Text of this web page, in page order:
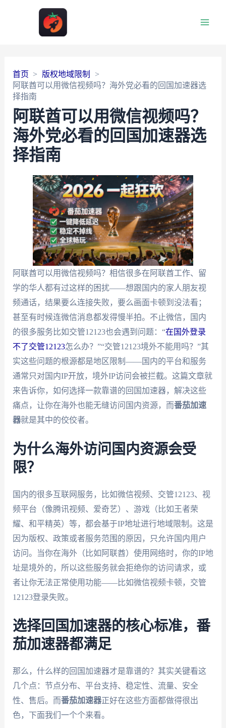
首页
版权地域限制
阿联酋可以用微信视频吗？海外党必看的回国加速器选
择指南
阿联酋可以用微信视频吗？
海外党必看的回国加速器选
择指南
阿联酋可以用微信视频吗？相信很多在阿联酋工作、留
学的华人都有过这样的困扰——想跟国内的家人朋友视
频通话，结果要么连接失败，要么画面卡顿到没法看；
甚至有时候连微信消息都发得慢半拍。不止微信，国内
的很多服务比如交管12123也会遇到问题：“在国外登录
不了交管12123怎么办？”“交管12123境外不能用吗？”其
实这些问题的根源都是地区限制——国内的平台和服务
通常只对国内IP开放，境外IP访问会被拦截。这篇文章就
来告诉你，如何选择一款靠谱的回国加速器，解决这些
痛点，让你在海外也能无缝访问国内资源，而番茄加速
器就是其中的佼佼者。
为什么海外访问国内资源会受
限？
国内的很多互联网服务，比如微信视频、交管12123、视
频平台（像腾讯视频、爱奇艺）、游戏（比如王者荣
耀、和平精英）等，都会基于IP地址进行地域限制。这是
因为版权、政策或者服务范围的原因，只允许国内用户
访问。当你在海外（比如阿联酋）使用网络时，你的IP地
址是境外的，所以这些服务就会拒绝你的访问请求，或
者让你无法正常使用功能——比如微信视频卡顿，交管
12123登录失败。
选择回国加速器的核心标准，番
茄加速器都满足
那么，什么样的回国加速器才是靠谱的？其实关键看这
几个点：节点分布、平台支持、稳定性、流量、安全
性、售后。而番茄加速器正好在这些方面都做得很出
色，下面我们一个个来看。